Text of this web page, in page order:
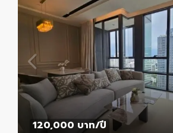
120,000 บาท/ปี